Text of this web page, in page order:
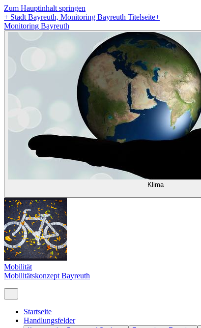
Zum Hauptinhalt springen
+ Stadt Bayreuth, Monitoring Bayreuth Titelseite+
Monitoring Bayreuth
Klima
Mobilität
Mobilitätskonzept Bayreuth
Startseite
Handlungsfelder